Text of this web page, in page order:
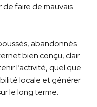
faire de mauvais
abandonnés
bien conçu, clair
l’activité, quel que
locale et générer
le long terme.